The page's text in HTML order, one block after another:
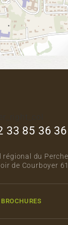
33 85 36 36
régional du Perche
de Courboyer